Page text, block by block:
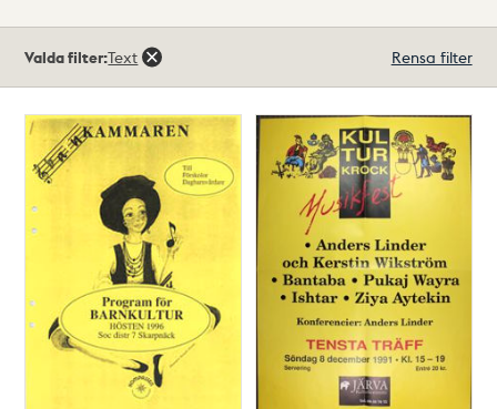
träffar
Valda filter:Text Rensa filter